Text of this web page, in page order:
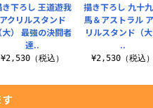
き下ろし 王道遊我
アクリルスタンド
（大） 最強の決闘者
達..
¥2,530（税込）
描き下ろし 九十
馬＆アストラル
リルスタンド（
..
¥2,530（税込